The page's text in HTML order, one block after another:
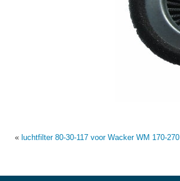
« luchtfilter 80-30-117 voor Wacker WM 170-270